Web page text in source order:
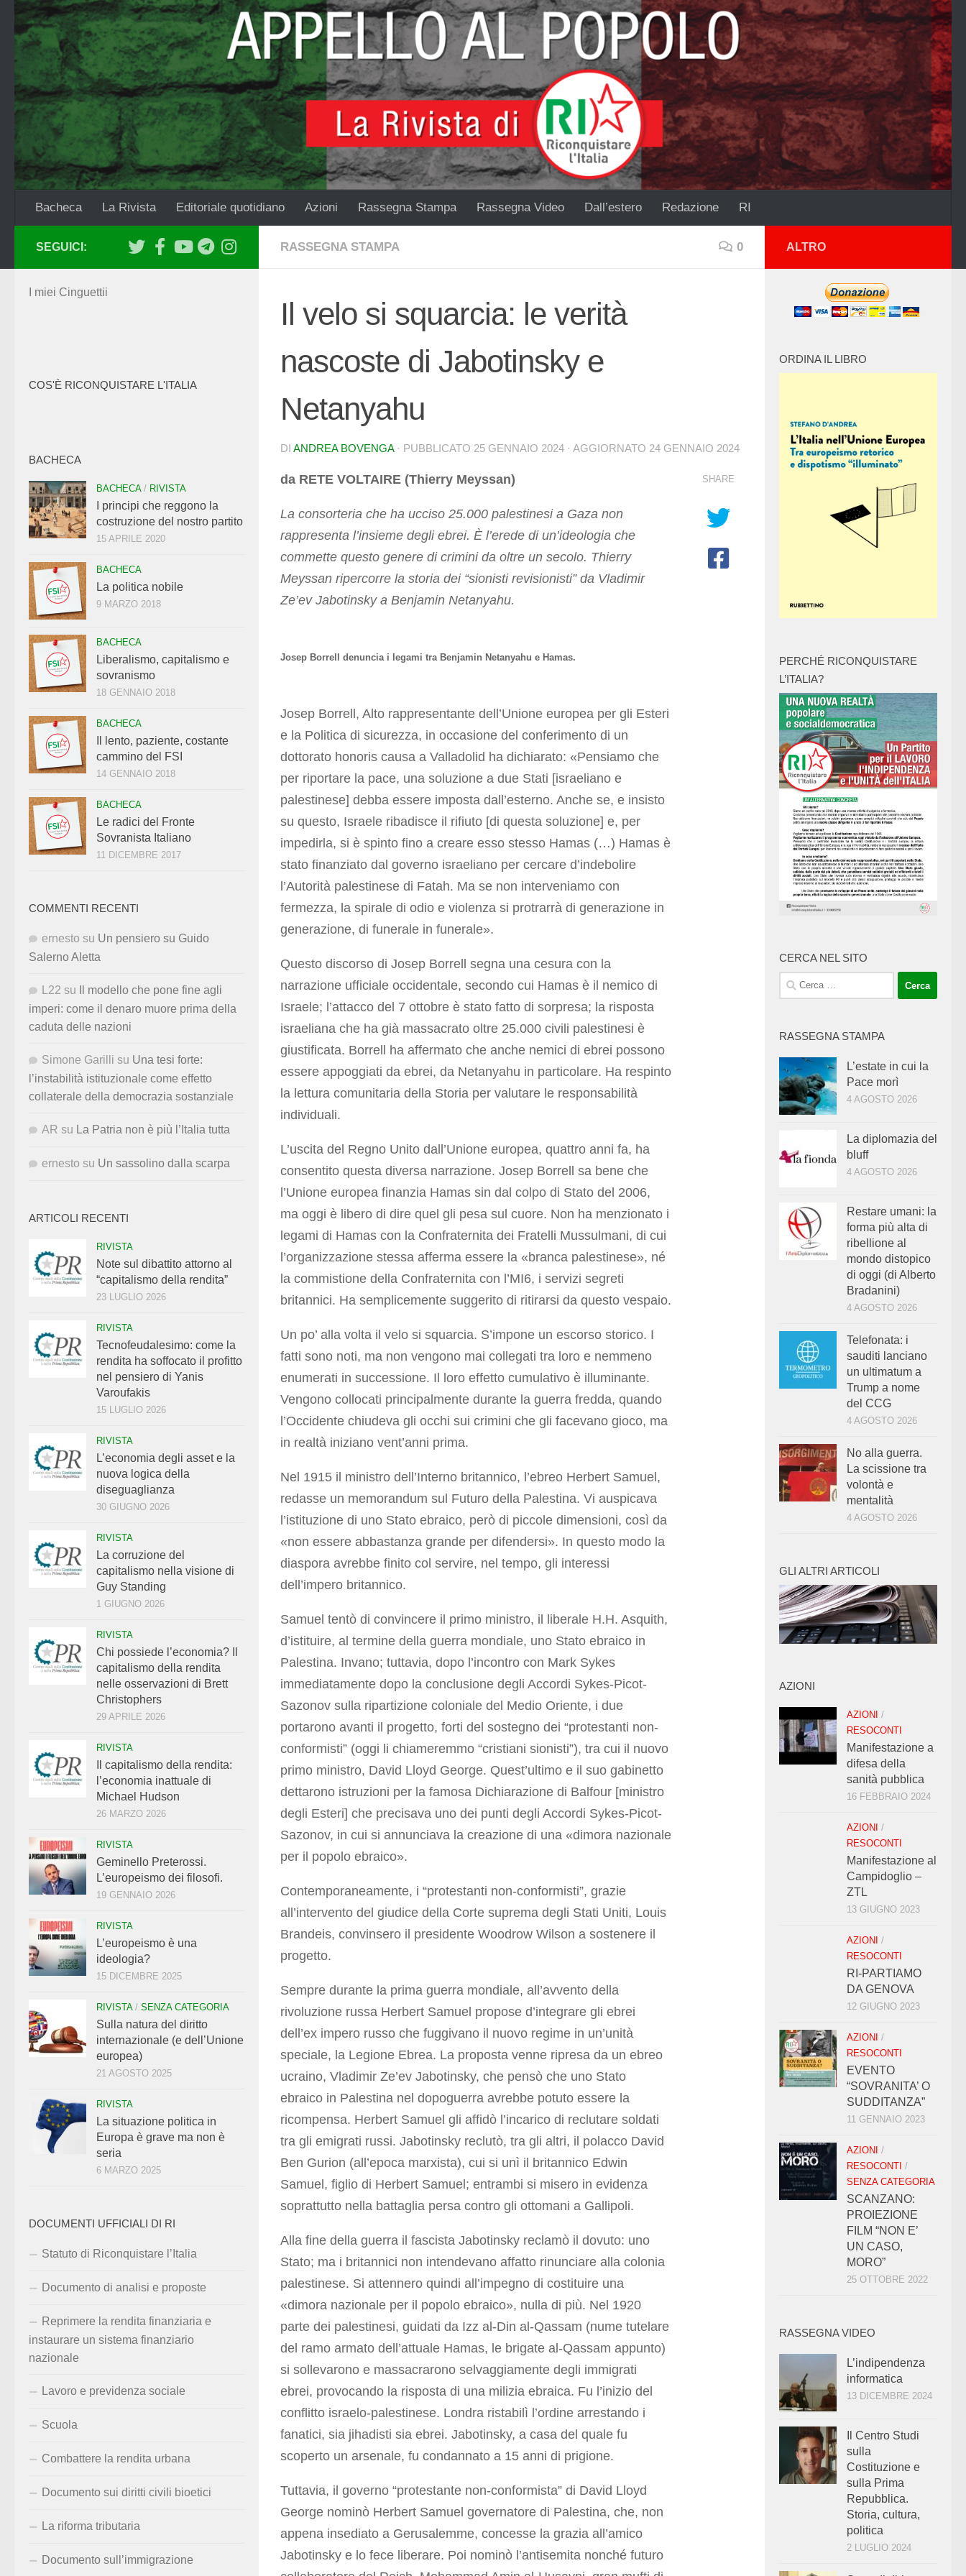
Salta al contenuto
Bacheca La Rivista Editoriale quotidiano Azioni Rassegna Stampa Rassegna Video Dall’estero Redazione RI
RASSEGNA STAMPA 0
Il velo si squarcia: le verità
nascoste di Jabotinsky e
Netanyahu
DI ANDREA BOVENGA · PUBBLICATO 25 GENNAIO 2024 · AGGIORNATO 24 GENNAIO 2024
da RETE VOLTAIRE (Thierry Meyssan)
La consorteria che ha ucciso 25.000 palestinesi a Gaza non
rappresenta l’insieme degli ebrei. È l’erede di un’ideologia che
commette questo genere di crimini da oltre un secolo. Thierry
Meyssan ripercorre la storia dei “sionisti revisionisti” da Vladimir
Ze’ev Jabotinsky a Benjamin Netanyahu.
Josep Borrell denuncia i legami tra Benjamin Netanyahu e Hamas.
Josep Borrell, Alto rappresentante dell’Unione europea per gli Esteri
e la Politica di sicurezza, in occasione del conferimento di un
dottorato honoris causa a Valladolid ha dichiarato: «Pensiamo che
per riportare la pace, una soluzione a due Stati [israeliano e
palestinese] debba essere imposta dall’esterno. Anche se, e insisto
su questo, Israele ribadisce il rifiuto [di questa soluzione] e, per
impedirla, si è spinto fino a creare esso stesso Hamas (…) Hamas è
stato finanziato dal governo israeliano per cercare d’indebolire
l’Autorità palestinese di Fatah. Ma se non interveniamo con
fermezza, la spirale di odio e violenza si protrarrà di generazione in
generazione, di funerale in funerale».
Questo discorso di Josep Borrell segna una cesura con la
narrazione ufficiale occidentale, secondo cui Hamas è il nemico di
Israele; l’attacco del 7 ottobre è stato fatto di sorpresa; la risposta
israeliana che ha già massacrato oltre 25.000 civili palestinesi è
giustificata. Borrell ha affermato che anche nemici di ebrei possono
essere appoggiati da ebrei, da Netanyahu in particolare. Ha respinto
la lettura comunitaria della Storia per valutare le responsabilità
individuali.
L’uscita del Regno Unito dall’Unione europea, quattro anni fa, ha
consentito questa diversa narrazione. Josep Borrell sa bene che
l’Unione europea finanzia Hamas sin dal colpo di Stato del 2006,
ma oggi è libero di dire quel gli pesa sul cuore. Non ha menzionato i
legami di Hamas con la Confraternita dei Fratelli Mussulmani, di cui
l’organizzazione stessa afferma essere la «branca palestinese», né
la commistione della Confraternita con l’MI6, i servizi segreti
britannici. Ha semplicemente suggerito di ritirarsi da questo vespaio.
Un po’ alla volta il velo si squarcia. S’impone un escorso storico. I
fatti sono noti, ma non vengono mai collegati tra loro e nemmeno
enumerati in successione. Il loro effetto cumulativo è illuminante.
Vengono collocati principalmente durante la guerra fredda, quando
l’Occidente chiudeva gli occhi sui crimini che gli facevano gioco, ma
in realtà iniziano vent’anni prima.
Nel 1915 il ministro dell’Interno britannico, l’ebreo Herbert Samuel,
redasse un memorandum sul Futuro della Palestina. Vi auspicava
l’istituzione di uno Stato ebraico, però di piccole dimensioni, così da
«non essere abbastanza grande per difendersi». In questo modo la
diaspora avrebbe finito col servire, nel tempo, gli interessi
dell’impero britannico.
Samuel tentò di convincere il primo ministro, il liberale H.H. Asquith,
d’istituire, al termine della guerra mondiale, uno Stato ebraico in
Palestina. Invano; tuttavia, dopo l’incontro con Mark Sykes
immediatamente dopo la conclusione degli Accordi Sykes-Picot-
Sazonov sulla ripartizione coloniale del Medio Oriente, i due
portarono avanti il progetto, forti del sostegno dei “protestanti non-
conformisti” (oggi li chiameremmo “cristiani sionisti”), tra cui il nuovo
primo ministro, David Lloyd George. Quest’ultimo e il suo gabinetto
dettarono istruzioni per la famosa Dichiarazione di Balfour [ministro
degli Esteri] che precisava uno dei punti degli Accordi Sykes-Picot-
Sazonov, in cui si annunciava la creazione di una «dimora nazionale
per il popolo ebraico».
Contemporaneamente, i “protestanti non-conformisti”, grazie
all’intervento del giudice della Corte suprema degli Stati Uniti, Louis
Brandeis, convinsero il presidente Woodrow Wilson a sostenere il
progetto.
Sempre durante la prima guerra mondiale, all’avvento della
rivoluzione russa Herbert Samuel propose d’integrare gli ebrei
dell’ex impero russo che fuggivano il nuovo regime in un’unità
speciale, la Legione Ebrea. La proposta venne ripresa da un ebreo
ucraino, Vladimir Ze’ev Jabotinsky, che pensò che uno Stato
ebraico in Palestina nel dopoguerra avrebbe potuto essere la
ricompensa. Herbert Samuel gli affidò l’incarico di reclutare soldati
tra gli emigrati russi. Jabotinsky reclutò, tra gli altri, il polacco David
Ben Gurion (all’epoca marxista), cui si unì il britannico Edwin
Samuel, figlio di Herbert Samuel; entrambi si misero in evidenza
soprattutto nella battaglia persa contro gli ottomani a Gallipoli.
Alla fine della guerra il fascista Jabotinsky reclamò il dovuto: uno
Stato; ma i britannici non intendevano affatto rinunciare alla colonia
palestinese. Si attennero quindi all’impegno di costituire una
«dimora nazionale per il popolo ebraico», nulla di più. Nel 1920
parte dei palestinesi, guidati da Izz al-Din al-Qassam (nume tutelare
del ramo armato dell’attuale Hamas, le brigate al-Qassam appunto)
si sollevarono e massacrarono selvaggiamente degli immigrati
ebrei, provocando la risposta di una milizia ebraica. Fu l’inizio del
conflitto israelo-palestinese. Londra ristabilì l’ordine arrestando i
fanatici, sia jihadisti sia ebrei. Jabotinsky, a casa del quale fu
scoperto un arsenale, fu condannato a 15 anni di prigione.
Tuttavia, il governo “protestante non-conformista” di David Lloyd
George nominò Herbert Samuel governatore di Palestina, che, non
appena insediato a Gerusalemme, concesse la grazia all’amico
Jabotinsky e lo fece liberare. Poi nominò l’antisemita nonché futuro
SHARE
SEGUICI:
I miei Cinguettii
COS'È RICONQUISTARE L'ITALIA
BACHECA
BACHECA/ RIVISTA
I principi che reggono la
costruzione del nostro partito
15 APRILE 2020
BACHECA
La politica nobile
9 MARZO 2018
BACHECA
Liberalismo, capitalismo e
sovranismo
18 GENNAIO 2018
BACHECA
Il lento, paziente, costante
cammino del FSI
14 GENNAIO 2018
BACHECA
Le radici del Fronte
Sovranista Italiano
11 DICEMBRE 2017
COMMENTI RECENTI
ernesto su Un pensiero su Guido
Salerno Aletta
L22 su
Il modello che pone fine agli
imperi: come il denaro muore prima della
caduta delle nazioni
Simone Garilli su Una tesi forte:
l’instabilità istituzionale come effetto
collaterale della democrazia sostanziale
AR su La Patria non è più l’Italia tutta
ernesto su Un sassolino dalla scarpa
ARTICOLI RECENTI
RIVISTA
Note sul dibattito attorno al
“capitalismo della rendita”
23 LUGLIO 2026
RIVISTA
Tecnofeudalesimo: come la
rendita ha soffocato il profitto
nel pensiero di Yanis
Varoufakis
15 LUGLIO 2026
RIVISTA
L’economia degli asset e la
nuova logica della
diseguaglianza
30 GIUGNO 2026
RIVISTA
La corruzione del
capitalismo nella visione di
Guy Standing
1 GIUGNO 2026
RIVISTA
Chi possiede l’economia? Il
capitalismo della rendita
nelle osservazioni di Brett
Christophers
29 APRILE 2026
RIVISTA
Il capitalismo della rendita:
l’economia inattuale di
Michael Hudson
26 MARZO 2026
RIVISTA
Geminello Preterossi.
L’europeismo dei filosofi.
19 GENNAIO 2026
RIVISTA
L’europeismo è una
ideologia?
15 DICEMBRE 2025
RIVISTA/ SENZA CATEGORIA
Sulla natura del diritto
internazionale (e dell’Unione
europea)
21 AGOSTO 2025
RIVISTA
La situazione politica in
Europa è grave ma non è
seria
6 MARZO 2025
DOCUMENTI UFFICIALI DI RI
Statuto di Riconquistare l’Italia
Documento di analisi e proposte
Reprimere la rendita finanziaria e
instaurare un sistema finanziario
nazionale
Lavoro e previdenza sociale
Scuola
Combattere la rendita urbana
Documento sui diritti civili bioetici
La riforma tributaria
Documento sull’immigrazione
ALTRO
ORDINA IL LIBRO
PERCHÉ RICONQUISTARE
L’ITALIA?
CERCA NEL SITO
Ricerca
per:
RASSEGNA STAMPA
L’estate in cui la
Pace morì
4 AGOSTO 2026
La diplomazia del
bluff
4 AGOSTO 2026
Restare umani: la
forma più alta di
ribellione al
mondo distopico
di oggi (di Alberto
Bradanini)
4 AGOSTO 2026
Telefonata: i
sauditi lanciano
un ultimatum a
Trump a nome
del CCG
4 AGOSTO 2026
No alla guerra.
La scissione tra
volontà e
mentalità
4 AGOSTO 2026
GLI ALTRI ARTICOLI
AZIONI
AZIONI /
RESOCONTI
Manifestazione a
difesa della
sanità pubblica
16 FEBBRAIO 2024
AZIONI /
RESOCONTI
Manifestazione al
Campidoglio –
ZTL
13 GIUGNO 2023
AZIONI /
RESOCONTI
RI-PARTIAMO
DA GENOVA
12 GIUGNO 2023
AZIONI /
RESOCONTI
EVENTO
“SOVRANITA’ O
SUDDITANZA”
11 GENNAIO 2023
AZIONI /
RESOCONTI /
SENZA CATEGORIA
SCANZANO:
PROIEZIONE
FILM “NON E’
UN CASO,
MORO”
25 OTTOBRE 2022
RASSEGNA VIDEO
L’indipendenza
informatica
13 DICEMBRE 2024
Il Centro Studi
sulla
Costituzione e
sulla Prima
Repubblica.
Storia, cultura,
politica
2 LUGLIO 2024